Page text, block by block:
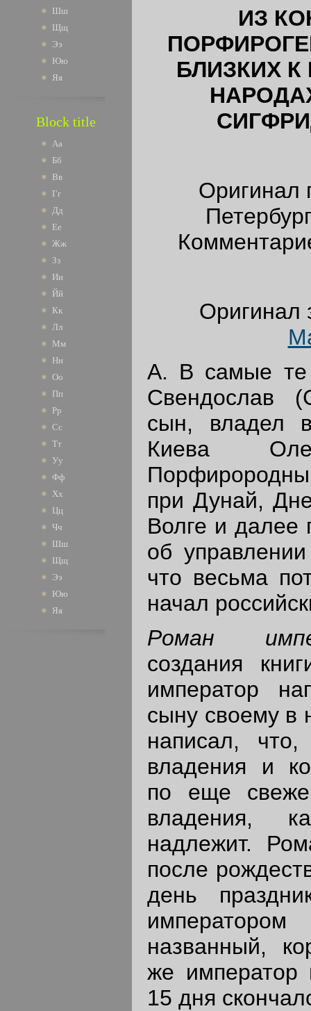
Шш
Щщ
Ээ
Юю
Яя
Block title
Аа
Бб
Вв
Гг
Дд
Ее
Жж
Зз
Ии
Йй
Кк
Лл
Мм
Нн
Оо
Пп
Рр
Сс
Тт
Уу
Фф
Хх
Цц
Чч
Шш
Щщ
Ээ
Юю
Яя
ИЗ
БЛИЗКИХ
Оригинал
Оригинал
А. В самые те
Свендослав
сын, владел
Киева
при Дунай,
Волге и далее
об
что весьма
начал
Роман
создания
император
сыну своему в
написал,
владения и
по еще
владения,
надлежит.
после
день
названный,
же император
15 дня